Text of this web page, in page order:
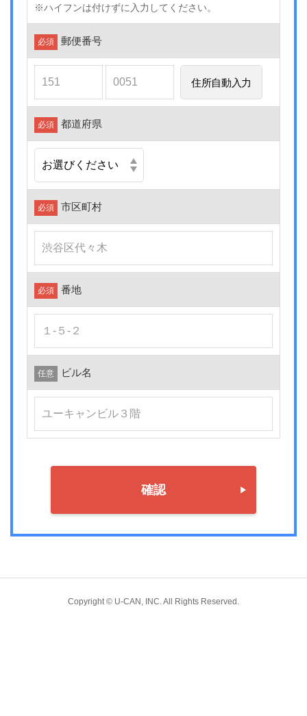
※ハイフンは付けずに入力してください。
必須 郵便番号
必須 都道府県
必須 市区町村
必須 番地
任意 ビル名
確認
Copyright © U-CAN, INC. All Rights Reserved.